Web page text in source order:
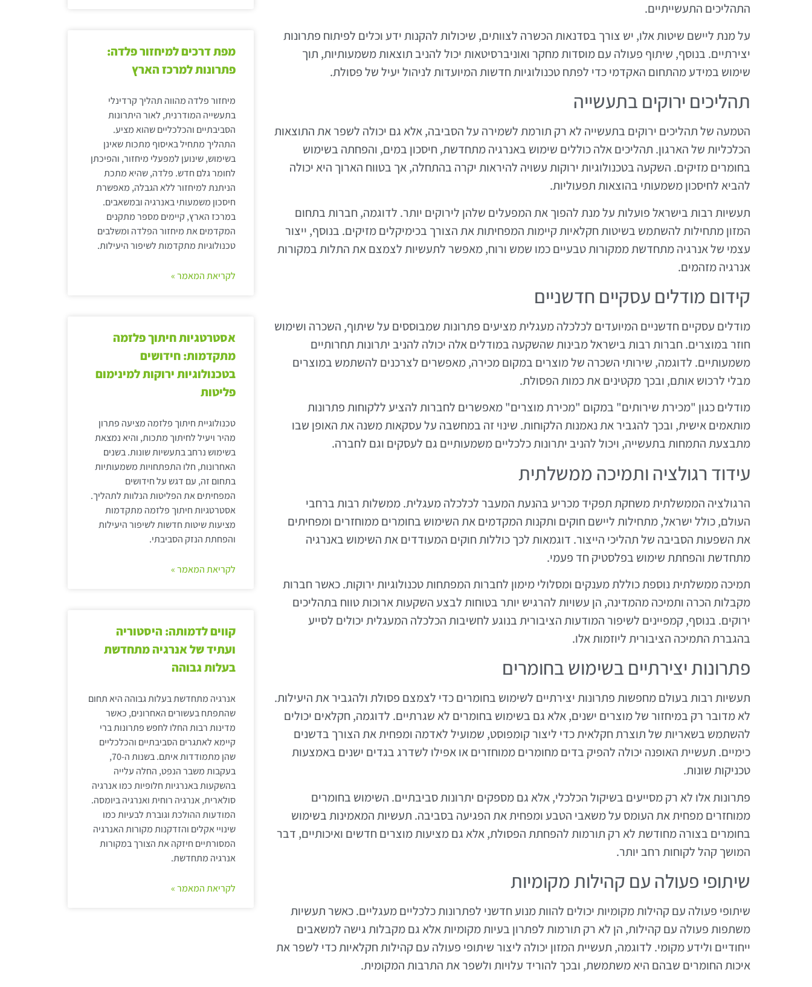
התהליכים התעשייתיים.
על מנת ליישם שיטות אלו, יש צורך בסדנאות הכשרה לצוותים, שיכולות להקנות ידע וכלים לפיתוח פתרונות
יצירתיים. בנוסף, שיתוף פעולה עם מוסדות מחקר ואוניברסיטאות יכול להניב תוצאות משמעותיות, תוך
שימוש במידע מהתחום האקדמי כדי לפתח טכנולוגיות חדשות המיועדות לניהול יעיל של פסולת.
תהליכים ירוקים בתעשייה
הטמעה של תהליכים ירוקים בתעשייה לא רק תורמת לשמירה על הסביבה, אלא גם יכולה לשפר את התוצאות
הכלכליות של הארגון. תהליכים אלה כוללים שימוש באנרגיה מתחדשת, חיסכון במים, והפחתה בשימוש
בחומרים מזיקים. השקעה בטכנולוגיות ירוקות עשויה להיראות יקרה בהתחלה, אך בטווח הארוך היא יכולה
להביא לחיסכון משמעותי בהוצאות תפעוליות.
תעשיות רבות בישראל פועלות על מנת להפוך את המפעלים שלהן לירוקים יותר. לדוגמה, חברות בתחום
המזון מתחילות להשתמש בשיטות חקלאיות קיימות המפחיתות את הצורך בכימיקלים מזיקים. בנוסף, ייצור
עצמי של אנרגיה מתחדשת ממקורות טבעיים כמו שמש ורוח, מאפשר לתעשיות לצמצם את התלות במקורות
אנרגיה מזהמים.
קידום מודלים עסקיים חדשניים
מודלים עסקיים חדשניים המיועדים לכלכלה מעגלית מציעים פתרונות שמבוססים על שיתוף, השכרה ושימוש
חוזר במוצרים. חברות רבות בישראל מבינות שהשקעה במודלים אלה יכולה להניב יתרונות תחרותיים
משמעותיים. לדוגמה, שירותי השכרה של מוצרים במקום מכירה, מאפשרים לצרכנים להשתמש במוצרים
מבלי לרכוש אותם, ובכך מקטינים את כמות הפסולת.
מודלים כגון "מכירת שירותים" במקום "מכירת מוצרים" מאפשרים לחברות להציע ללקוחות פתרונות
מותאמים אישית, ובכך להגביר את נאמנות הלקוחות. שינוי זה במחשבה על עסקאות משנה את האופן שבו
מתבצעת התמחות בתעשייה, ויכול להניב יתרונות כלכליים משמעותיים גם לעסקים וגם לחברה.
עידוד רגולציה ותמיכה ממשלתית
הרגולציה הממשלתית משחקת תפקיד מכריע בהנעת המעבר לכלכלה מעגלית. ממשלות רבות ברחבי
העולם, כולל ישראל, מתחילות ליישם חוקים ותקנות המקדמים את השימוש בחומרים ממוחזרים ומפחיתים
את השפעות הסביבה של תהליכי הייצור. דוגמאות לכך כוללות חוקים המעודדים את השימוש באנרגיה
מתחדשת והפחתת שימוש בפלסטיק חד פעמי.
תמיכה ממשלתית נוספת כוללת מענקים ומסלולי מימון לחברות המפתחות טכנולוגיות ירוקות. כאשר חברות
מקבלות הכרה ותמיכה מהמדינה, הן עשויות להרגיש יותר בטוחות לבצע השקעות ארוכות טווח בתהליכים
ירוקים. בנוסף, קמפיינים לשיפור המודעות הציבורית בנוגע לחשיבות הכלכלה המעגלית יכולים לסייע
בהגברת התמיכה הציבורית ליוזמות אלו.
פתרונות יצירתיים בשימוש בחומרים
תעשיות רבות בעולם מחפשות פתרונות יצירתיים לשימוש בחומרים כדי לצמצם פסולת ולהגביר את היעילות.
לא מדובר רק במיחזור של מוצרים ישנים, אלא גם בשימוש בחומרים לא שגרתיים. לדוגמה, חקלאים יכולים
להשתמש בשאריות של תוצרת חקלאית כדי ליצור קומפוסט, שמועיל לאדמה ומפחית את הצורך בדשנים
כימיים. תעשיית האופנה יכולה להפיק בדים מחומרים ממוחזרים או אפילו לשדרג בגדים ישנים באמצעות
טכניקות שונות.
פתרונות אלו לא רק מסייעים בשיקול הכלכלי, אלא גם מספקים יתרונות סביבתיים. השימוש בחומרים
ממוחזרים מפחית את העומס על משאבי הטבע ומפחית את הפגיעה בסביבה. תעשיות המאמינות בשימוש
בחומרים בצורה מחודשת לא רק תורמות להפחתת הפסולת, אלא גם מציעות מוצרים חדשים ואיכותיים, דבר
המושך קהל לקוחות רחב יותר.
שיתופי פעולה עם קהילות מקומיות
שיתופי פעולה עם קהילות מקומיות יכולים להוות מנוע חדשני לפתרונות כלכליים מעגליים. כאשר תעשיות
משתפות פעולה עם קהילות, הן לא רק תורמות לפתרון בעיות מקומיות אלא גם מקבלות גישה למשאבים
ייחודיים ולידע מקומי. לדוגמה, תעשיית המזון יכולה ליצור שיתופי פעולה עם קהילות חקלאיות כדי לשפר את
איכות החומרים שבהם היא משתמשת, ובכך להוריד עלויות ולשפר את התרבות המקומית.
מפת דרכים למיחזור פלדה:
פתרונות למרכז הארץ
מיחזור פלדה מהווה תהליך קרדינלי
בתעשייה המודרנית, לאור היתרונות
הסביבתיים והכלכליים שהוא מציע.
התהליך מתחיל באיסוף מתכות שאינן
בשימוש, שינוען למפעלי מיחזור, והפיכתן
לחומר גלם חדש. פלדה, שהיא מתכת
הניתנת למיחזור ללא הגבלה, מאפשרת
חיסכון משמעותי באנרגיה ובמשאבים.
במרכז הארץ, קיימים מספר מתקנים
המקדמים את מיחזור הפלדה ומשלבים
טכנולוגיות מתקדמות לשיפור היעילות.
לקריאת המאמר »
אסטרטגיות חיתוך פלזמה
מתקדמות: חידושים
בטכנולוגיות ירוקות למינימום
פליטות
טכנולוגיית חיתוך פלזמה מציעה פתרון
מהיר ויעיל לחיתוך מתכות, והיא נמצאת
בשימוש נרחב בתעשיות שונות. בשנים
האחרונות, חלו התפתחויות משמעותיות
בתחום זה, עם דגש על חידושים
המפחיתים את הפליטות הנלוות לתהליך.
אסטרטגיות חיתוך פלזמה מתקדמות
מציעות שיטות חדשות לשיפור היעילות
והפחתת הנזק הסביבתי.
לקריאת המאמר »
קווים לדמותה: היסטוריה
ועתיד של אנרגיה מתחדשת
בעלות גבוהה
אנרגיה מתחדשת בעלות גבוהה היא תחום
שהתפתח בעשורים האחרונים, כאשר
מדינות רבות החלו לחפש פתרונות ברי
קיימא לאתגרים הסביבתיים והכלכליים
שהן מתמודדות איתם. בשנות ה-70,
בעקבות משבר הנפט, החלה עלייה
בהשקעות באנרגיות חלופיות כמו אנרגיה
סולארית, אנרגיה רוחית ואנרגיה ביומסה.
המודעות ההולכת וגוברת לבעיות כמו
שינויי אקלים והזדקנות מקורות האנרגיה
המסורתיים חיזקה את הצורך במקורות
אנרגיה מתחדשת.
לקריאת המאמר »